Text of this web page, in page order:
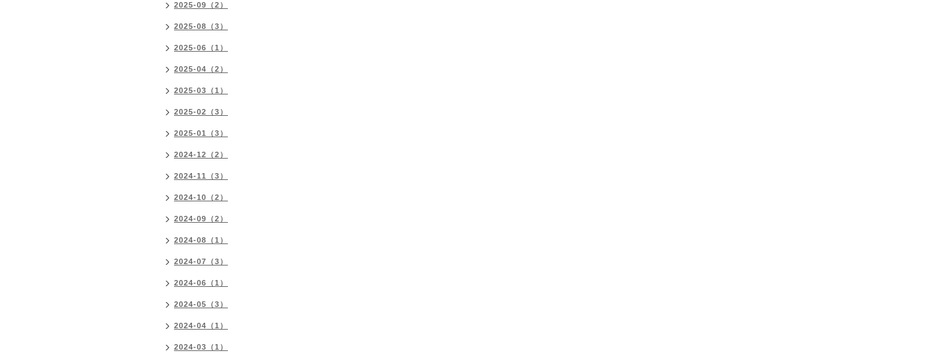
2025-09（2）
2025-08（3）
2025-06（1）
2025-04（2）
2025-03（1）
2025-02（3）
2025-01（3）
2024-12（2）
2024-11（3）
2024-10（2）
2024-09（2）
2024-08（1）
2024-07（3）
2024-06（1）
2024-05（3）
2024-04（1）
2024-03（1）